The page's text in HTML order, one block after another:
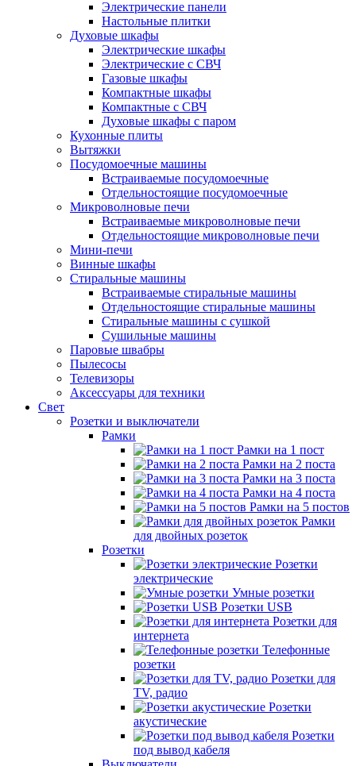
Электрические панели
Настольные плитки
Духовые шкафы
Электрические шкафы
Электрические с СВЧ
Газовые шкафы
Компактные шкафы
Компактные с СВЧ
Духовые шкафы с паром
Кухонные плиты
Вытяжки
Посудомоечные машины
Встраиваемые посудомоечные
Отдельностоящие посудомоечные
Микроволновые печи
Встраиваемые микроволновые печи
Отдельностоящие микроволновые печи
Мини-печи
Винные шкафы
Стиральные машины
Встраиваемые стиральные машины
Отдельностоящие стиральные машины
Стиральные машины с сушкой
Сушильные машины
Паровые швабры
Пылесосы
Телевизоры
Аксессуары для техники
Свет
Розетки и выключатели
Рамки
Рамки на 1 пост
Рамки на 2 поста
Рамки на 3 поста
Рамки на 4 поста
Рамки на 5 постов
Рамки
для двойных розеток
Розетки
Розетки
электрические
Умные розетки
Розетки USB
Розетки для
интернета
Телефонные
розетки
Розетки для
TV, радио
Розетки
акустические
Розетки
под вывод кабеля